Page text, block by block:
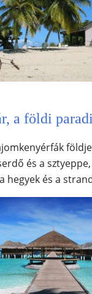
a földi
és a
hegyek és a